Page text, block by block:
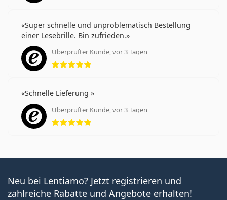
Super schnelle und unproblematisch Bestellung
einer Lesebrille. Bin zufrieden.
Überprüfter Kunde, vor 3 Tagen
Bewertung 5 aus 5
Schnelle Lieferung
Überprüfter Kunde, vor 3 Tagen
Bewertung 5 aus 5
Neu bei Lentiamo? Jetzt registrieren und
zahlreiche Rabatte und Angebote erhalten!